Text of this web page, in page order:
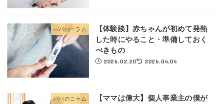
パパのコラム
【体験談】赤ちゃんが初めて発熱
した時にやること・準備しておく
べきもの
2026.02.20 2026.04.04
パパのコラム
【ママは偉大】個人事業主の僕が